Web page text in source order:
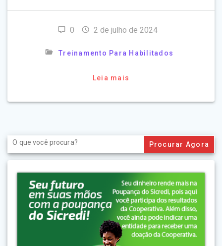
0 2 de julho de 2024
Treinamento Para Habilitados
Leia mais
Search
for: